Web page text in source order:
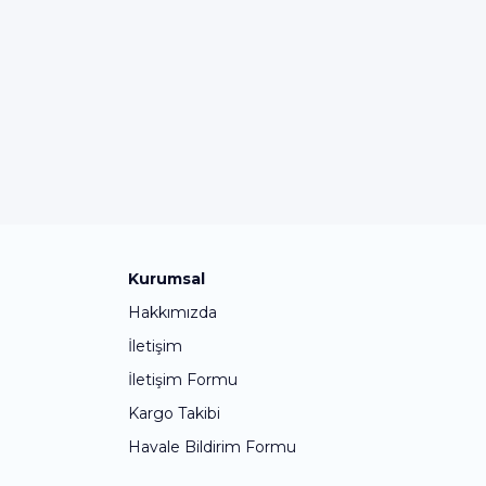
Kurumsal
Hakkımızda
İletişim
İletişim Formu
Kargo Takibi
Havale Bildirim Formu